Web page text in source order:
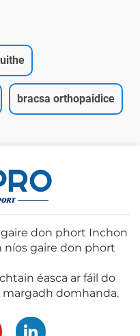
bracsa orthopaidice
don phort Inchon
níos gaire don phort
éasca ar fáil do
domhanda.